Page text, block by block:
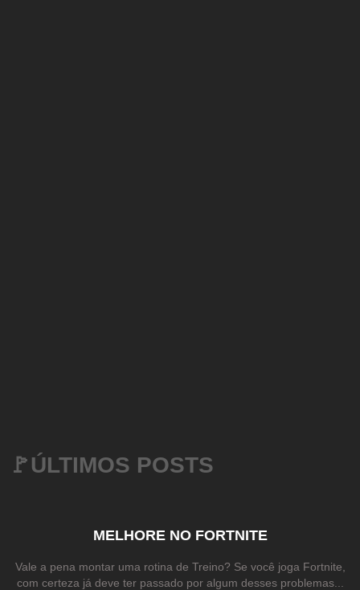
🚩ÚLTIMOS POSTS
MELHORE NO FORTNITE
Vale a pena montar uma rotina de Treino? Se você joga Fortnite,
com certeza já deve ter passado por algum desses problemas...